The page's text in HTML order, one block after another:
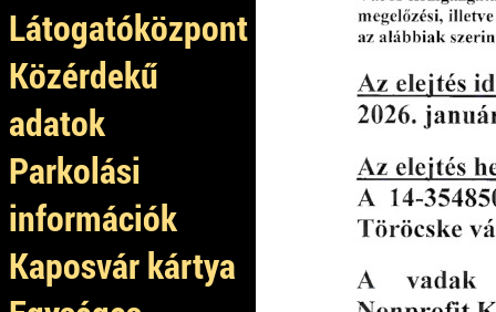
Látogatóközpont
Közérdekű
adatok
Parkolási
információk
Kaposvár kártya